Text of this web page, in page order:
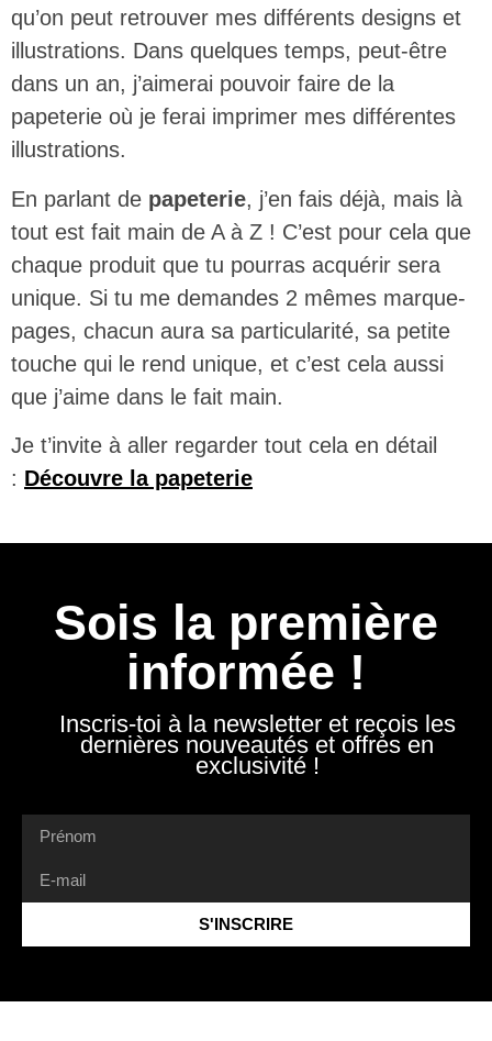
qu’on peut retrouver mes différents designs et
illustrations. Dans quelques temps, peut-être
dans un an, j’aimerai pouvoir faire de la
papeterie où je ferai imprimer mes différentes
illustrations.
En parlant de papeterie, j’en fais déjà, mais là
tout est fait main de A à Z ! C’est pour cela que
chaque produit que tu pourras acquérir sera
unique. Si tu me demandes 2 mêmes marque-
pages, chacun aura sa particularité, sa petite
touche qui le rend unique, et c’est cela aussi
que j’aime dans le fait main.
Je t’invite à aller regarder tout cela en détail
: Découvre la papeterie
Sois la première
informée !
Inscris-toi à la newsletter et reçois les
dernières nouveautés et offres en
exclusivité !
S'INSCRIRE